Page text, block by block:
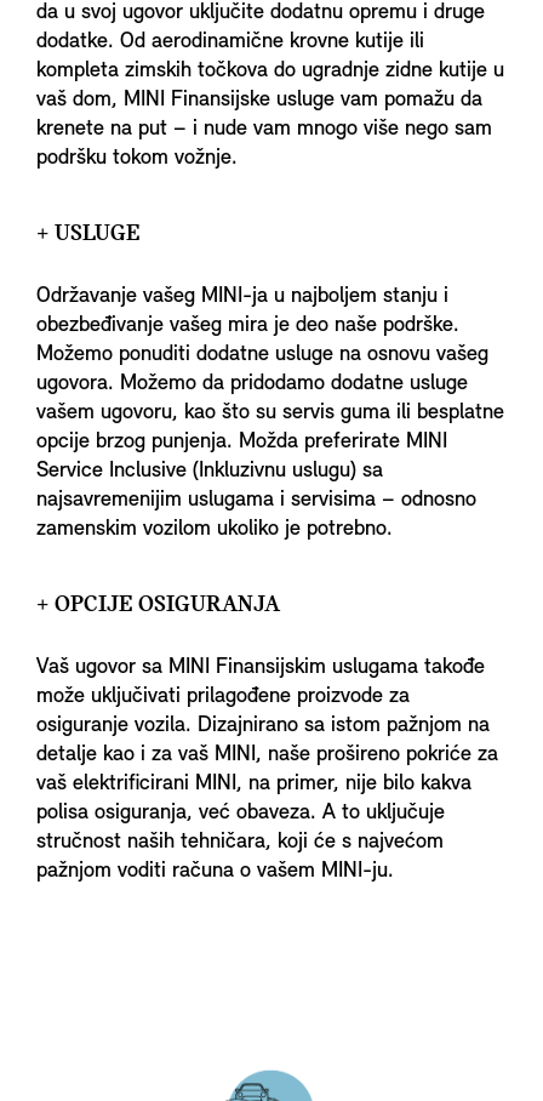
da u svoj ugovor uključite dodatnu opremu i druge
dodatke. Od aerodinamične krovne kutije ili
kompleta zimskih točkova do ugradnje zidne kutije u
vaš dom, MINI Finansijske usluge vam pomažu da
krenete na put – i nude vam mnogo više nego sam
podršku tokom vožnje.
+ USLUGE
Održavanje vašeg MINI-ja u najboljem stanju i
obezbeđivanje vašeg mira je deo naše podrške.
Možemo ponuditi dodatne usluge na osnovu vašeg
ugovora. Možemo da pridodamo dodatne usluge
vašem ugovoru, kao što su servis guma ili besplatne
opcije brzog punjenja. Možda preferirate MINI
Service Inclusive (Inkluzivnu uslugu) sa
najsavremenijim uslugama i servisima – odnosno
zamenskim vozilom ukoliko je potrebno.
+ OPCIJE OSIGURANJA
Vaš ugovor sa MINI Finansijskim uslugama takođe
može uključivati prilagođene proizvode za
osiguranje vozila. Dizajnirano sa istom pažnjom na
detalje kao i za vaš MINI, naše prošireno pokriće za
vaš elektrificirani MINI, na primer, nije bilo kakva
polisa osiguranja, već obaveza. A to uključuje
stručnost naših tehničara, koji će s najvećom
pažnjom voditi računa o vašem MINI-ju.